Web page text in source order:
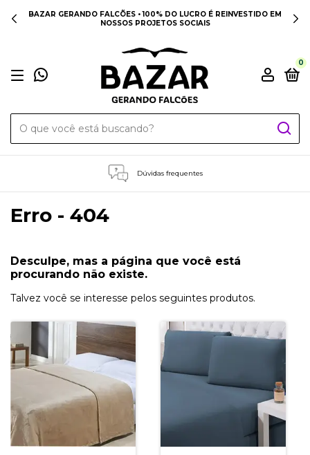
BAZAR GERANDO FALCÕES • 100% DO LUCRO É REINVESTIDO EM
NOSSOS PROJETOS SOCIAIS
0
Dúvidas frequentes
Erro - 404
Desculpe, mas a página que você está
procurando não existe.
Talvez você se interesse pelos seguintes produtos.